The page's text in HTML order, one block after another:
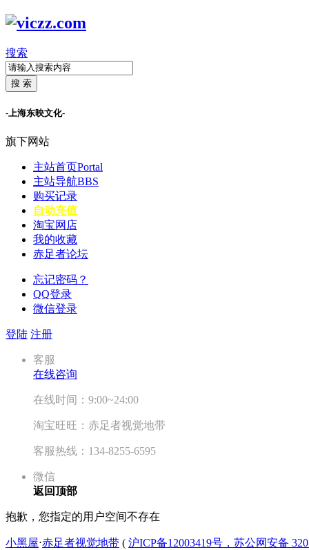
搜索
搜 索
-上海东映文化-
旗下网站
主站首页Portal
主站导航BBS
购买记录
自动充值
淘宝网店
我的收藏
赤足者论坛
忘记密码？
QQ登录
微信登录
登陆 注册
客服
在线咨询
在线时间：9:00~24:00
淘宝旺旺：赤足者视觉地带
客服热线：134-8255-6595
微信
返回顶部
抱歉，您指定的用户空间不存在
小黑屋⋅赤足者视觉地带 ( 沪ICP备12003419号，苏公网安备